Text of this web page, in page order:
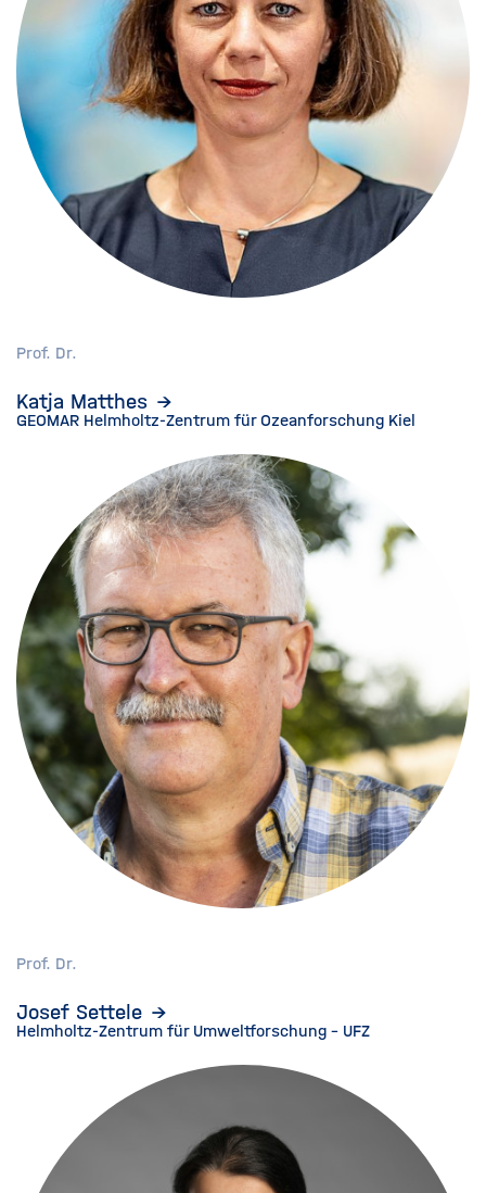
Prof. Dr.
Katja Matthes
GEOMAR Helmholtz-Zentrum für Ozeanforschung Kiel
Prof. Dr.
Josef Settele
Helmholtz-Zentrum für Umweltforschung - UFZ